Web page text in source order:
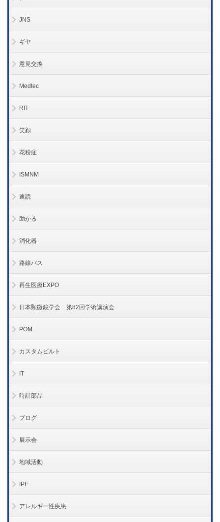
JNS
ギヤ
意見交換
Medtec
RIT
笑顔
花粉症
ISMNM
速読
助かる
消化器
路線バス
再生医療EXPO
日本顕微鏡学会 第82回学術講演会
POM
カスタムビルト
IT
時計部品
ブログ
展示会
地域活動
IPF
アレルギー性疾患